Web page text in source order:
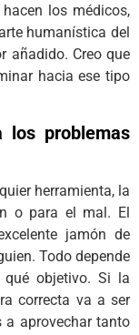
los médicos,
humanística del
añadido. Creo que
hacia ese tipo
los problemas
herramienta, la
o para el mal. El
jamón de
Todo depende
objetivo. Si la
correcta va a ser
aprovechar tanto